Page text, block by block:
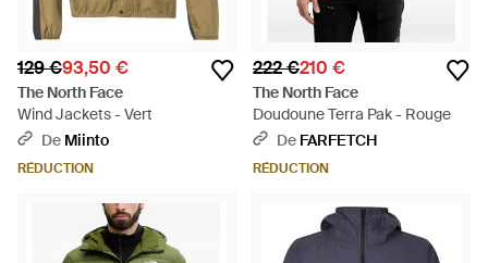
129 €93,50 €
The North Face
Wind Jackets - Vert
De Miinto
RÉDUCTION
222 €210 €
The North Face
Doudoune Terra Pak - Rouge
De FARFETCH
RÉDUCTION